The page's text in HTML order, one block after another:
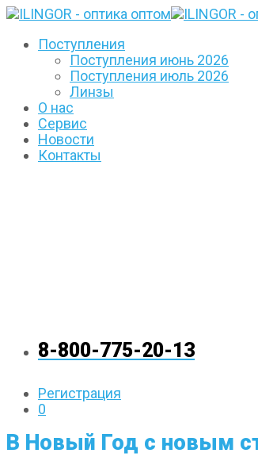
Поступления
Поступления июнь 2026
Поступления июль 2026
Линзы
О нас
Сервис
Новости
Контакты
8-800-775-20-13
Регистрация
0
В Новый Год с новым